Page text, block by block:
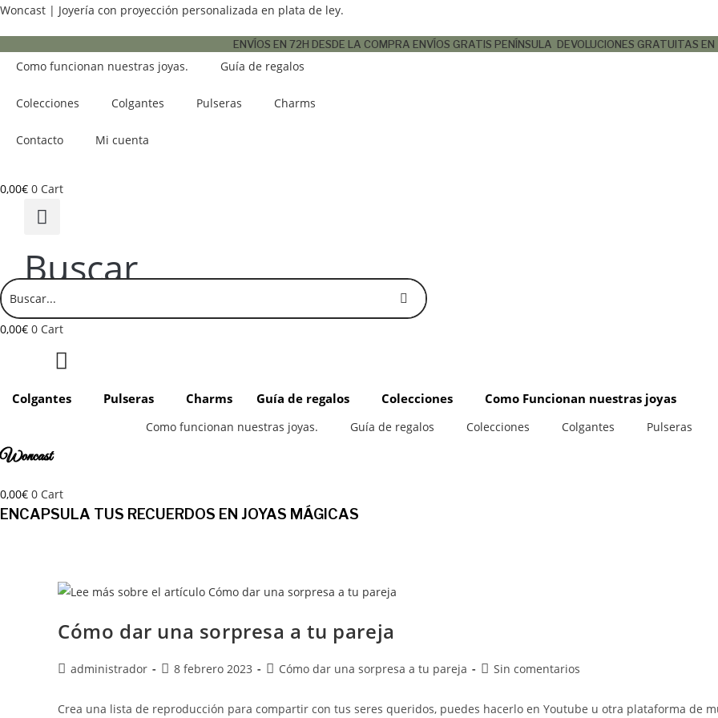
Ir
contenido
Woncast | Joyería con proyección personalizada en plata de ley.
ENVÍOS EN 72H DESDE LA COMPRA ENVÍOS GRATIS PENÍNSULA DEVOLUCIONES GRATUITAS
Como funcionan nuestras joyas. Guía de regalos
Colecciones Colgantes Pulseras Charms
Contacto Mi cuenta
0,00€ 0 Cart
Buscar
0,00€ 0 Cart
Colgantes Pulseras Charms Guía de regalos Colecciones Como Funcionan nuestras joyas
Como funcionan nuestras joyas. Guía de regalos Colecciones Colgantes Pulseras
Woncast
0,00€ 0 Cart
ENCAPSULA TUS RECUERDOS EN JOYAS MÁGICAS
Cómo dar una sorpresa a tu pareja
Autor
administrador
Publicación
8 febrero 2023
Categoría
Cómo dar una sorpresa a tu pareja
Comentarios
la
Sin comentarios
Crea una lista de reproducción para compartir con tus seres queridos, puedes hacerlo en Youtube u otra plataforma de